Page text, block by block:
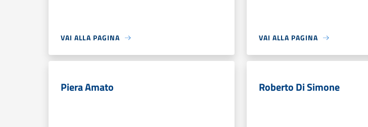
VAI ALLA PAGINA VAI ALLA PAGINA
Piera Amato Roberto Di Simone